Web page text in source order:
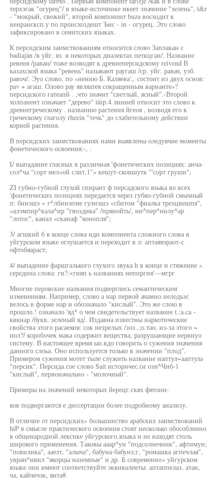
терхэгак "огурец"/ в языке-источнике икеет значение "зелень", t&r
- "мокрый, свежий", второй компонент buza восходит к
неирансксп.у по происхоздешт Ъис - in - огурец. Это слово
зафиксировано в семитских языках.
К персидским заимствованиям относится слово Заплакан с
badiaján /в уйг. яз. в некоторых диалектах петкцган/. Название
ревеня /раван/ тоже возводят к древнеперсидскому reivend В
казахской языка "ревень" называют раугаш /ср. уйг. равач, узб.
равоч/. Эуо слово, по «нению Б. Каляева',. состоит из двух основ:
pav + агаш. Олово рау являатея сокращенным варианте»?
персидского гатеапй . ,что значит "светлый, ясный".-Второй
холпаиеит означает "дерево" iúip.4 линией относит это слово к
древнегреческому . названию растения йгеоя , возводя его к
греческому глаголу rheein "течь" до слабительному действии
корней растения.
В персидских заимствованиях нами выявлены оледувчие моменты
фонетического освоения:-, .
I/ выпадание гласных в различная 'фонетических позициях: аича-
сол^ча "сорт мел«ой слит,1"» кешут-скоишутк "'сорт груши";
ZI губно-губной глухой спирант ф персадского языка во всех
'фонетических позициях передается через губко-губной смычный
п: бинэшэ ~ г^лбииэпме гулнэшэ «сбитом "фиалка трехцвешпя",
«алэмпир^кала^ир "гвоздика" /прянойть/, нн^пер^нилу^ар
"лотос", канал «сканаф "конопля";
3/ агшкий б в конце слова иди компонента сложного слова в
уйгурском языке оглушается и переходит в л: аптаяяэраот-с
офтобяараст;
4/ выпадение фаршгалького глухого звука h в конце и стяжение »
середина слова: ги?:<гияп ь названиях непиргия'—мгрг
Многие перовские названия подверглись семантическим
изменениям. Например, слово а нар первой ачамно иелодьзс
велось в форме нар и обозначало "кислый". Это же слою в
прошло.! означало 'яд* о чем свидетельствует название t.:a.ca -
квкнар /букв, зеленый яд/. Издавна известны наркотические
свойства этого расаеяия: сок незрелых /зоз..;о.тао, из-за этого ~
иол?/ коробочек мака содержит вещества, разрушающие нервнуо
систему. В настоящее время ыо.вдо говорить о сужения значения
данного слоьа. Оно используется только в значении "плод".
Примером сужения мотет тыле служить название иаптул~ааптула
"персик". Персида.сое слово Sait исторнчес.(и озн^Чиб-1
"кислый", первоначально - "молочный".
Примеры на значений некоторых йерецг.скях фятони-
ков подвергаются е диссертации более подробному анализу.
В отличие от персидских» большинство арабских заимствований
hiP в смысле практического освоения стоят несколько обособленно
в общенародной лексике уйгурского.языка и не находят столь
широкого применения. Таковы ааар^ун "подсолнечник", афтимун;
"повилика", ааезт, "алыча", бабуна-бабунз;г, "ромашка агпечлая",
увран^ивил "якорцы наземные" и др. Б современно« уйгурском
языке они имеют соответствуйте эквиваленты: аптаппелаз, атан,
ча, кайчечэк, яита#.